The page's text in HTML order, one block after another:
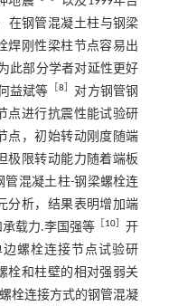
在钢管混凝土柱与钢梁
焊刚性梁柱节点容易出
此部分学者对延性更好
益斌等
8
对方钢管钢
点进行抗震性能试验研
点，初始转动刚度随端
极限转动能力随着端板
管混凝土柱-钢梁螺栓连
分析，结果表明增加端
载力.李国强等
10 ］开
螺栓连接节点试验研
栓和柱壁的相对强弱关
栓连接方式的钢管混凝